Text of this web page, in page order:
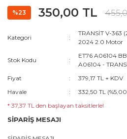
%23 350,00 TL
Kategori
TRANSİT V-363
2024 2.0 Motor
Stok Kodu
ET76 A06104
A06104 -
Fiyat
379,17 TL + KDV
Havale
332,50 TL
* 37,37 TL den başlayan taksitlerle!
SİPARİŞ MESAJI